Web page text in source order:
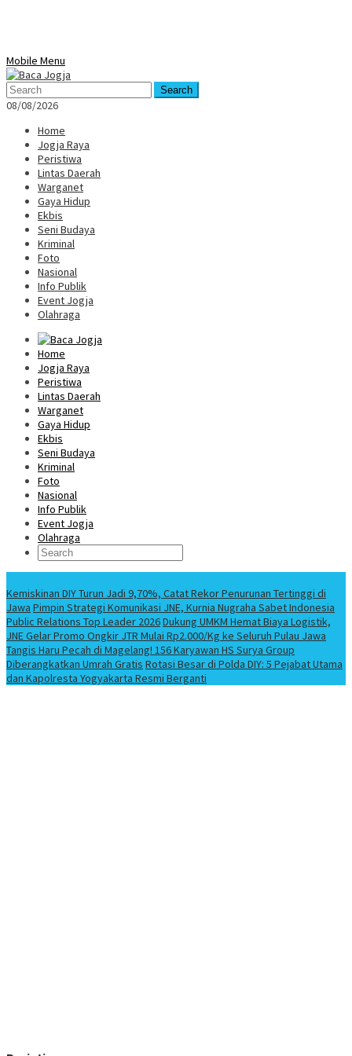
Mobile Menu
Search
08/08/2026
Home
Jogja Raya
Peristiwa
Lintas Daerah
Warganet
Gaya Hidup
Ekbis
Seni Budaya
Kriminal
Foto
Nasional
Info Publik
Event Jogja
Olahraga
Home
Jogja Raya
Peristiwa
Lintas Daerah
Warganet
Gaya Hidup
Ekbis
Seni Budaya
Kriminal
Foto
Nasional
Info Publik
Event Jogja
Olahraga
Kemiskinan DIY Turun Jadi 9,70%, Catat Rekor Penurunan Tertinggi di
Jawa Pimpin Strategi Komunikasi JNE, Kurnia Nugraha Sabet Indonesia
Public Relations Top Leader 2026Dukung UMKM Hemat Biaya Logistik,
JNE Gelar Promo Ongkir JTR Mulai Rp2.000/Kg ke Seluruh Pulau Jawa
Tangis Haru Pecah di Magelang! 156 Karyawan HS Surya Group
Diberangkatkan Umrah Gratis Rotasi Besar di Polda DIY: 5 Pejabat Utama
dan Kapolresta Yogyakarta Resmi Berganti